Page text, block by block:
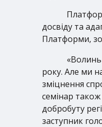
досвіду та
Платформи,
року. Але ми
зміцнення
семінар
добробуту
заступник